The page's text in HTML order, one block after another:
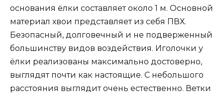
основания ёлки составляет около 1 м. Основной
материал хвои представляет из себя ПВХ.
Безопасный, долговечный и не подверженный
большинству видов воздействия. Иголочки у
ёлки реализованы максимально достоверно,
выглядят почти как настоящие. С небольшого
расстояния выглядит очень естественно. Ветки